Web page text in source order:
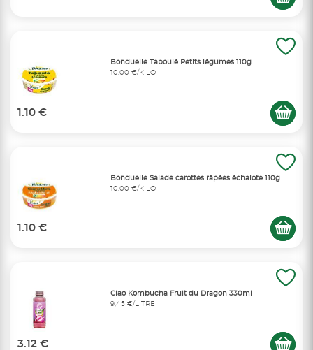
Bonduelle Taboulé Petits légumes 110g
10,00 €/KILO
1.10 €
Bonduelle Salade carottes râpées échalote 110g
10,00 €/KILO
1.10 €
Ciao Kombucha Fruit du Dragon 330ml
9,45 €/LITRE
3.12 €